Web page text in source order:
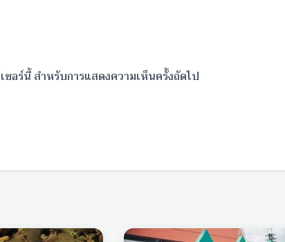
อร์นี้ สำหรับการแสดงความเห็นครั้งถัดไป